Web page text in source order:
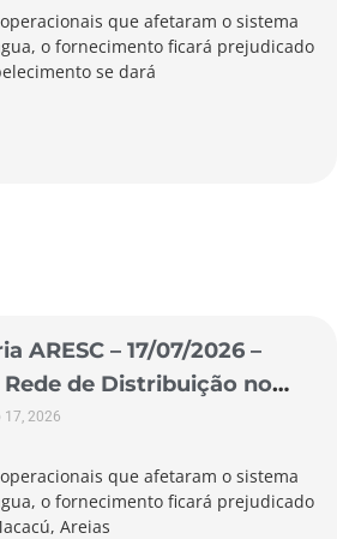
que afetaram o sistema
o fornecimento ficará prejudicado
se dará
ARESC – 17/07/2026 –
de Distribuição no
17, 2026
que afetaram o sistema
o fornecimento ficará prejudicado
Areias